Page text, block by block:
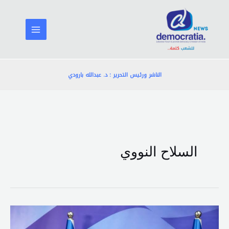
المحتوى
الناشر ورئيس التحرير : د. عبدالله بارودي
السلاح النووي
نتنياهو: